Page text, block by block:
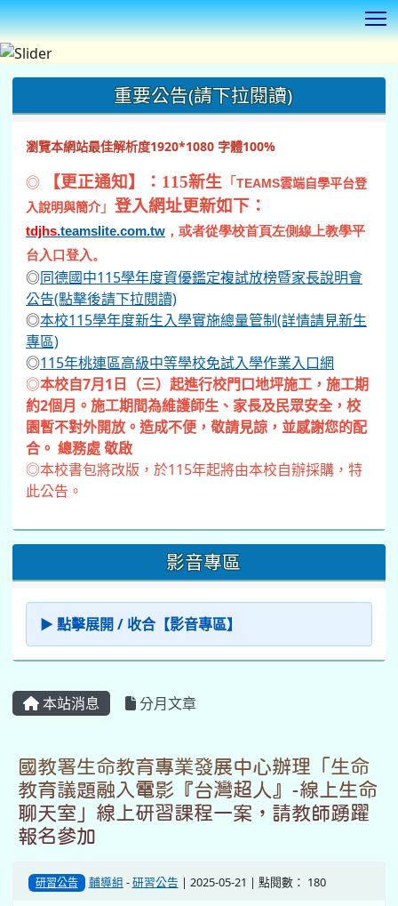
重要公告(請下拉閱讀)
瀏覽本網站最佳解析度1920*1080 字體100%
◎ 【更正通知】：115新生 「 TEAMS雲端自學平台登
入說明與簡介」 登入網址更新如下：
tdjhs.teamslite.com.tw ，或者從學校首頁左側線上教學平
台入口登入。
◎同德國中115學年度資優鑑定複試放榜暨家長說明會
公告(點擊後請下拉閱讀)
◎本校115學年度新生入學實施總量管制(詳情請見新生
專區)
◎115年桃連區高級中等學校免試入學作業入口網
◎本校自7月1日（三）起進行校門口地坪施工，施工期
約2個月。施工期間為維護師生、家長及民眾安全，校
園暫不對外開放。造成不便，敬請見諒，並感謝您的配
合。 總務處 敬啟
◎本校書包將改版，於115年起將由本校自辦採購，特
此公告。
影音專區
▶ 點擊展開 / 收合【影音專區】
本站消息 分月文章
國教署生命教育專業發展中心辦理「生命
教育議題融入電影『台灣超人』-線上生命
聊天室」線上研習課程一案，請教師踴躍
報名參加
研習公告 輔導組 -研習公告 | 2025-05-21 | 點閱數： 180